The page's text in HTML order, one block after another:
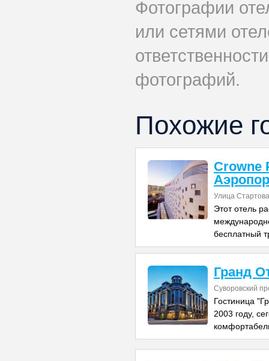
Фотографии
или сетями
фотографий.
Похожие
Crowne
Улица
Этот отель
бесплатный
Гранд
Суворовский
Гостиница
2003 году,